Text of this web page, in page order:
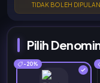
TIDAK BOLEH
Pilih
-20%